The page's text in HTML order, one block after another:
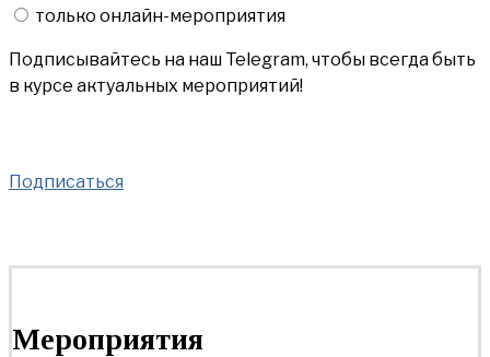
только онлайн-мероприятия
Подписывайтесь на наш Telegram, чтобы всегда быть
в курсе актуальных мероприятий!
Подписаться
Мероприятия